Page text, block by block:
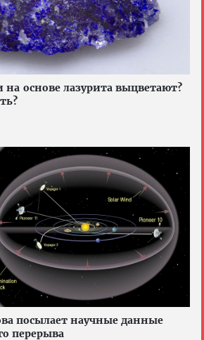
на основе лазурита выцветают?
посылает научные данные
перерыва